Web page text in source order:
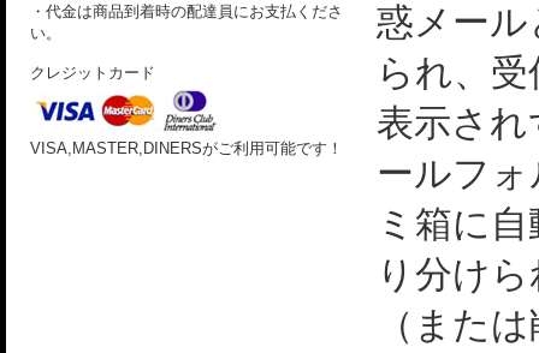
・代金は商品到着時の配達員にお支払くださ
い。
クレジットカード
VISA,MASTER,DINERSがご利用可能です！
惑メー
られ、
表示さ
ールフ
ミ箱に
り分け
（また